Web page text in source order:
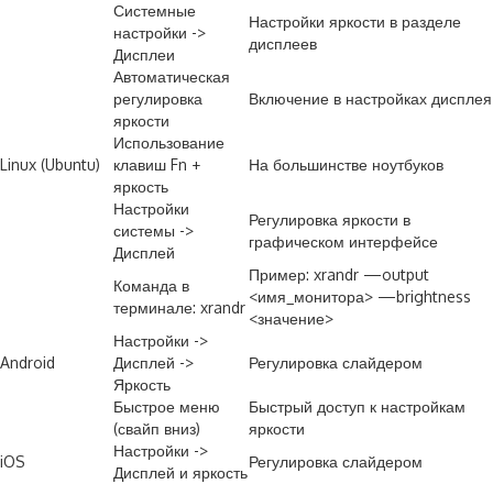
Системные
настройки ->
Дисплеи
Настройки яркости в разделе
дисплеев
Автоматическая
регулировка
яркости
Включение в настройках дисплея
Linux (Ubuntu)
Использование
клавиш Fn +
яркость
На большинстве ноутбуков
Настройки
системы ->
Дисплей
Регулировка яркости в
графическом интерфейсе
Команда в
терминале: xrandr
Пример: xrandr —output
<имя_монитора> —brightness
<значение>
Android
Настройки ->
Дисплей ->
Яркость
Регулировка слайдером
Быстрое меню
(свайп вниз)
Быстрый доступ к настройкам
яркости
iOS
Настройки ->
Дисплей и яркость
Регулировка слайдером